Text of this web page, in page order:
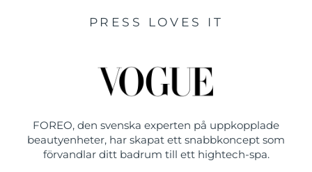
PRESS LOVES IT
FOREO, den svenska experten på uppkopplade
beautyenheter, har skapat ett snabbkoncept som
förvandlar ditt badrum till ett hightech-spa.